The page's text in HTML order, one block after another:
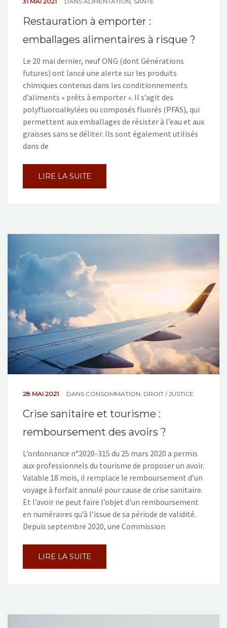
Restauration à emporter :
emballages alimentaires à risque ?
Le 20 mai dernier, neuf ONG (dont Générations
futures) ont lancé une alerte sur les produits
chimiques contenus dans les conditionnements
d’aliments « prêts à emporter ». Il s’agit des
polyfluoroalkylées ou composés fluorés (PFAS), qui
permettent aux emballages de résister à l’eau et aux
graisses sans se déliter. Ils sont également utilisés
dans de
LIRE LA SUITE
28 MAI 2021 DANS CONSOMMATION DROIT / JUSTICE
Crise sanitaire et tourisme :
remboursement des avoirs ?
L’ordonnance n°2020-315 du 25 mars 2020 a permis
aux professionnels du tourisme de proposer un avoir.
Valable 18 mois, il remplace le remboursement d’un
voyage à forfait annulé pour cause de crise sanitaire.
Et l’avoir ne peut faire l’objet d’un remboursement
en numéraires qu’à l’issue de sa période de validité.
Depuis septembre 2020, une Commission
LIRE LA SUITE